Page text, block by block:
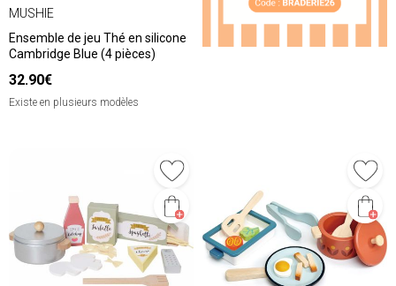
MUSHIE
Ensemble de jeu Thé en silicone
Cambridge Blue (4 pièces)
32.90€
Existe en plusieurs modèles